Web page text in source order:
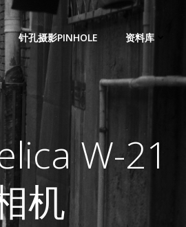
针孔摄影PINHOLE 资料库
W-21
机